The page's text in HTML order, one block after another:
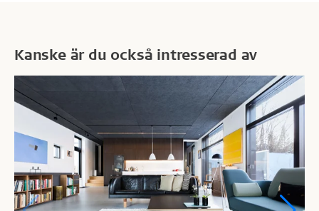
Kanske är du också intresserad av